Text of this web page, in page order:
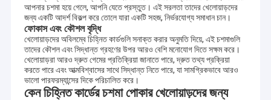
আপনার চশমা হয়ে গেলে, আপনি যেতে প্রস্তুত। এই সরলতা তাদের খেলোয়াড়দের
জন্য একটি আদর্শ বিকল্প করে তোলে যারা একটি সহজ, নির্ভরযোগ্য সমাধান চান।
ফোকাস এবং কৌশল বৃদ্ধি
খেলোয়াড়দের অবিলম্বে চিহ্নিত কার্ডগুলি সনাক্ত করার অনুমতি দিয়ে, এই চশমাগুলি
তাদের কৌশল এবং সিদ্ধান্ত গ্রহণের উপর আরও বেশি মনোযোগ দিতে সক্ষম করে।
খেলোয়াড়রা আরও দ্রুত গেমের প্রতিক্রিয়া জানাতে পারে, দ্রুত তথ্য প্রক্রিয়া
করতে পারে এবং আত্মবিশ্বাসের সাথে সিদ্ধান্ত নিতে পারে, যা সামগ্রিকভাবে আরও
ভালো পারফরম্যান্সের দিকে পরিচালিত করে।
কেন চিহ্নিত কার্ডের চশমা পোকার খেলোয়াড়দের জন্য